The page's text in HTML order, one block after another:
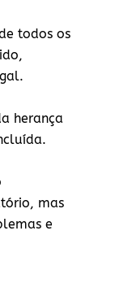
todos os
herança
mas
e